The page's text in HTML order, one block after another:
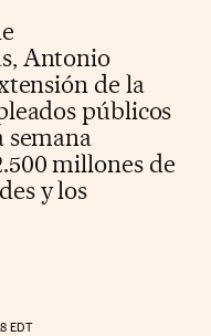
Antonio
de la
públicos
semana
millones de
y los
EDT